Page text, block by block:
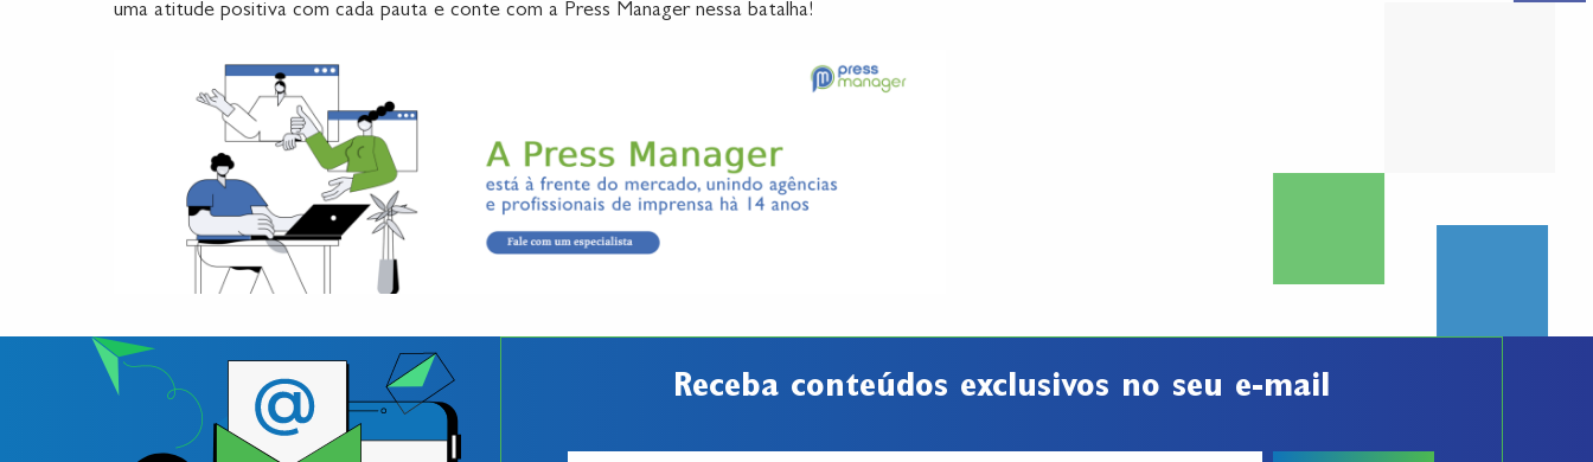
uma atitude positiva com cada pauta e conte com a Press Manager nessa batalha!
Receba conteúdos exclusivos no seu e-mail